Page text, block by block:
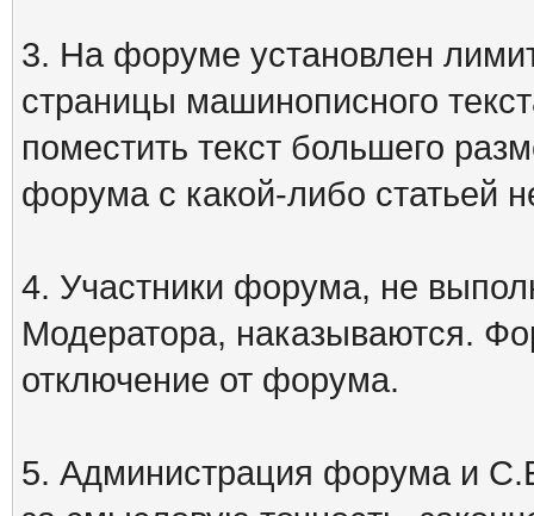
3. На форуме установлен
страницы машинописного
поместить текст большего
форума с какой-либо статьей
4. Участники форума, не
Модератора, наказываются.
отключение от форума.
5. Администрация форума и